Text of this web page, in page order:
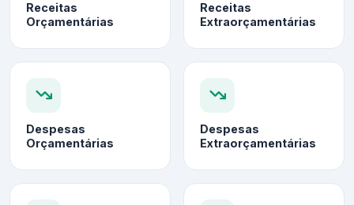
Receitas
Orçamentárias
Receitas
Extraorçamentárias
Despesas
Orçamentárias
Despesas
Extraorçamentárias